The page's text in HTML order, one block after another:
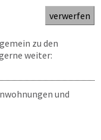
zu den
weiter:
und